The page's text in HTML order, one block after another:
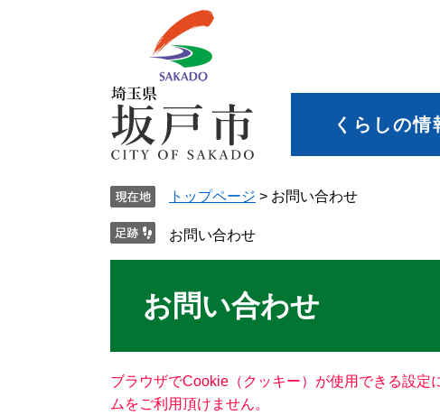
くらしの情
トップページ > お問い合わせ
お問い合わせ
お問い合わせ
ブラウザでCookie（クッキー）が使用できる設
ムをご利用頂けません。